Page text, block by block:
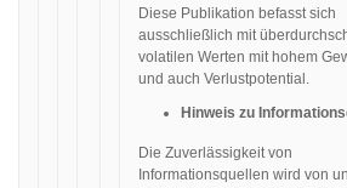
Diese Publikation befasst sich
ausschließlich mit
volatilen Werten mit hohem
und auch Verlustpotential.
Hinweis zu
Die Zuverlässigkeit von
Informationsquellen wird von